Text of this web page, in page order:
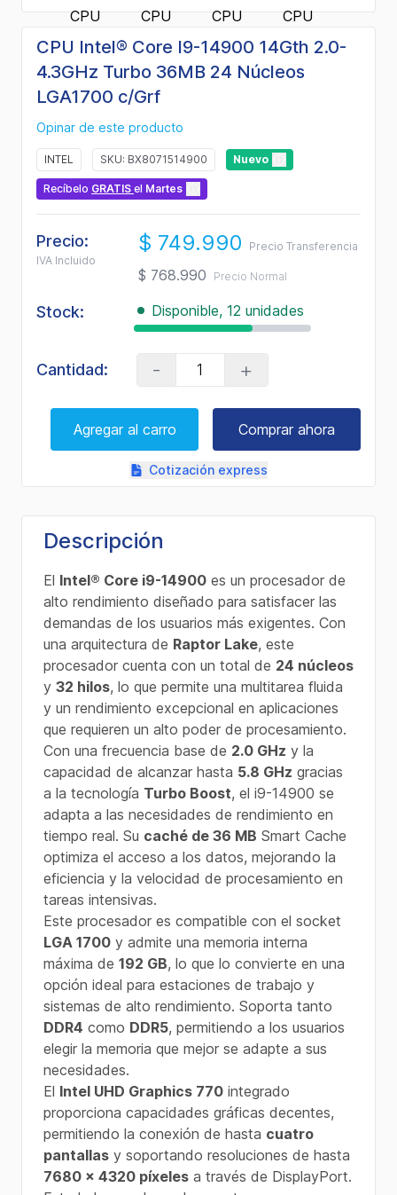
CPU Intel® Core I9-14900 14Gth 2.0-
4.3GHz Turbo 36MB 24 Núcleos
LGA1700 c/Grf
Opinar de este producto
INTEL SKU: BX8071514900 Nuevo
Recíbelo GRATIS el Martes
Precio:
IVA Incluido
$ 749.990 Precio Transferencia
$ 768.990 Precio Normal
Stock: Disponible, 12 unidades
Cantidad: - +
Agregar al carro Comprar ahora
Cotización express
Descripción
El Intel® Core i9-14900 es un procesador de
alto rendimiento diseñado para satisfacer las
demandas de los usuarios más exigentes. Con
una arquitectura de Raptor Lake, este
procesador cuenta con un total de 24 núcleos
y 32 hilos, lo que permite una multitarea fluida
y un rendimiento excepcional en aplicaciones
que requieren un alto poder de procesamiento.
Con una frecuencia base de 2.0 GHz y la
capacidad de alcanzar hasta 5.8 GHz gracias
a la tecnología Turbo Boost, el i9-14900 se
adapta a las necesidades de rendimiento en
tiempo real. Su caché de 36 MB Smart Cache
optimiza el acceso a los datos, mejorando la
eficiencia y la velocidad de procesamiento en
tareas intensivas.
Este procesador es compatible con el socket
LGA 1700 y admite una memoria interna
máxima de 192 GB, lo que lo convierte en una
opción ideal para estaciones de trabajo y
sistemas de alto rendimiento. Soporta tanto
DDR4 como DDR5, permitiendo a los usuarios
elegir la memoria que mejor se adapte a sus
necesidades.
El Intel UHD Graphics 770 integrado
proporciona capacidades gráficas decentes,
permitiendo la conexión de hasta cuatro
pantallas y soportando resoluciones de hasta
7680 x 4320 píxeles a través de DisplayPort.